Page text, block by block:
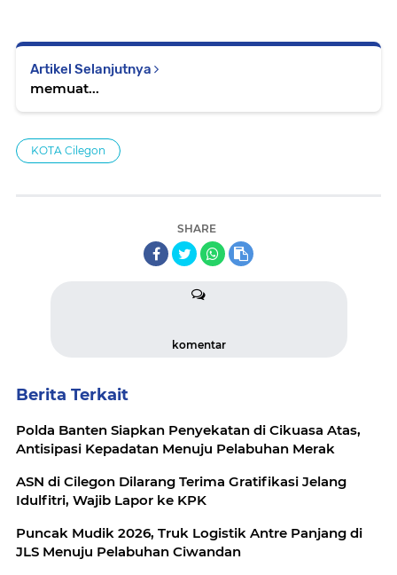
Artikel Selanjutnya
memuat...
KOTA Cilegon
SHARE
komentar
Berita Terkait
Polda Banten Siapkan Penyekatan di Cikuasa Atas,
Antisipasi Kepadatan Menuju Pelabuhan Merak
ASN di Cilegon Dilarang Terima Gratifikasi Jelang
Idulfitri, Wajib Lapor ke KPK
Puncak Mudik 2026, Truk Logistik Antre Panjang di
JLS Menuju Pelabuhan Ciwandan